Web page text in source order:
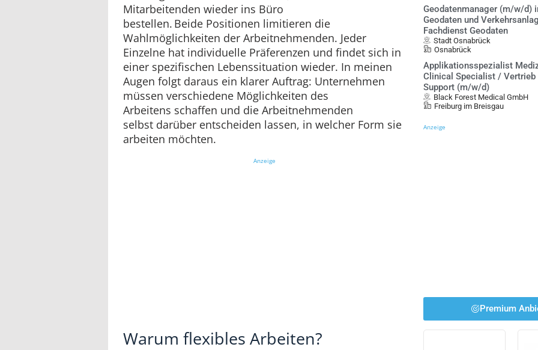
Mitarbeitenden wieder ins Büro
bestellen. Beide Positionen limitieren die
Wahlmöglichkeiten der Arbeitnehmenden. Jeder
Einzelne hat individuelle Präferenzen und findet sich in
einer spezifischen Lebenssituation wieder. In meinen
Augen folgt daraus ein klarer Auftrag: Unternehmen
müssen verschiedene Möglichkeiten des
Arbeitens schaffen und die Arbeitnehmenden
selbst darüber entscheiden lassen, in welcher Form sie
arbeiten möchten.
Anzeige
Warum flexibles Arbeiten?
Geodatenmanager (m/w/d)
Geodaten und
Fachdienst Geodaten
Stadt Osnabrück
Osnabrück
Applikationsspezialist
Clinical Specialist / Vertrieb
Support (m/w/d)
Black Forest Medical GmbH
Freiburg im Breisgau
Anzeige
Premium